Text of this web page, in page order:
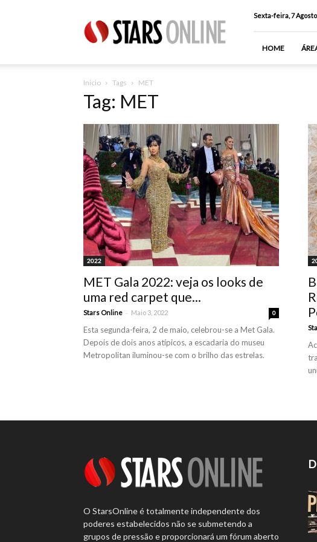
Online
Sexta-feira, 7
HOME
Inicio Tags MET
Tag: MET
2022
MET Gala 2022: veja os looks de
uma red carpet que...
Stars Online - Maio 3, 2022 0
Esta segunda-feira, 2 de maio, celebrou-se a Met Gala.
Depois de dois anos atípicos, a escadaria do museu
Metropolitan iluminou-se com o brilho das estrelas.
O StarsOnline é totalmente independente dos
poderes estabelecidos não se submetendo a
grupos de pressão e proporcionará um fórum aberto